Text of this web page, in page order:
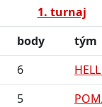
1. turnaj
body
tým
6
5